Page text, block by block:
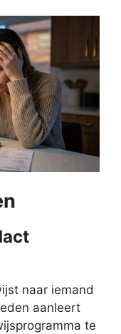
naar iemand
aanleert
te